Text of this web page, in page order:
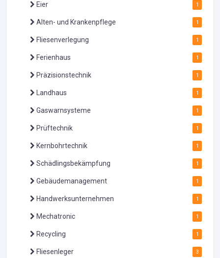
Eier 1
Alten- und Krankenpflege 1
Fliesenverlegung 1
Ferienhaus 1
Präzisionstechnik 1
Landhaus 1
Gaswarnsysteme 1
Prüftechnik 1
Kernbohrtechnik 1
Schädlingsbekämpfung 1
Gebäudemanagement 1
Handwerksunternehmen 1
Mechatronic 1
Recycling 1
Fliesenleger 3